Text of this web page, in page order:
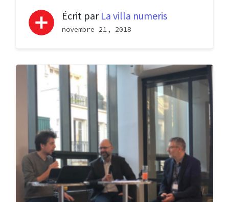
Écrit par La villa numeris
novembre 21, 2018